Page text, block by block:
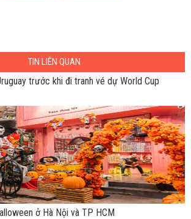
TIN LIÊN QUAN
trước khi đi tranh vé dự World Cup
ở Hà Nội và TP HCM